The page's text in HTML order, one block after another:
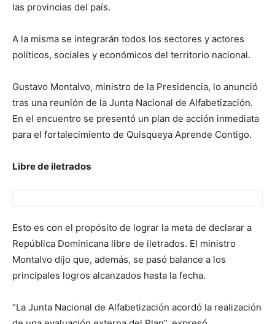
las provincias del país.
A la misma se integrarán todos los sectores y actores
políticos, sociales y económicos del territorio nacional.
Gustavo Montalvo, ministro de la Presidencia, lo anunció
tras una reunión de la Junta Nacional de Alfabetización.
En el encuentro se presentó un plan de acción inmediata
para el fortalecimiento de Quisqueya Aprende Contigo.
Libre de iletrados
Esto es con el propósito de lograr la meta de declarar a
República Dominicana libre de iletrados. El ministro
Montalvo dijo que, además, se pasó balance a los
principales logros alcanzados hasta la fecha.
“La Junta Nacional de Alfabetización acordó la realización